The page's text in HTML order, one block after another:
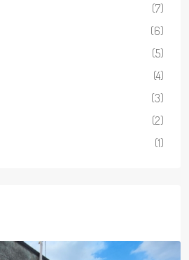
(7)
(6)
(5)
(4)
(3)
(2)
(1)